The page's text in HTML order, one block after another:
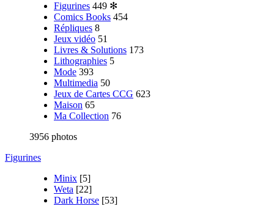
Figurines 449 ✻
Comics Books 454
Répliques 8
Jeux vidéo 51
Livres & Solutions 173
Lithographies 5
Mode 393
Multimedia 50
Jeux de Cartes CCG 623
Maison 65
Ma Collection 76
3956 photos
Figurines
Minix [5]
Weta [22]
Dark Horse [53]